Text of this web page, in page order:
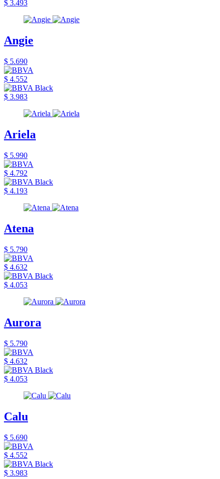
$ 3.493
Angie
$ 5.690
$ 4.552
$ 3.983
Ariela
$ 5.990
$ 4.792
$ 4.193
Atena
$ 5.790
$ 4.632
$ 4.053
Aurora
$ 5.790
$ 4.632
$ 4.053
Calu
$ 5.690
$ 4.552
$ 3.983